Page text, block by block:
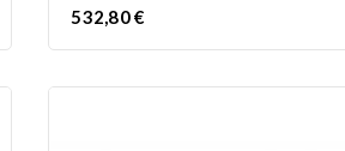
Prix
532,80 €